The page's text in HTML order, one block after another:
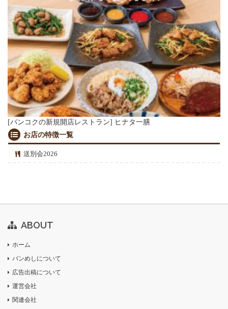
[バンコクの新規開店レストラン] ヒナタ一膳
お店の特徴一覧
送別会2026
ABOUT
ホーム
バンめしについて
広告出稿について
運営会社
関連会社